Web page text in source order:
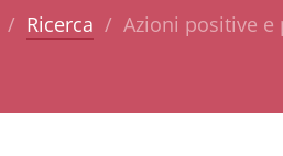
Ricerca Azioni positive e